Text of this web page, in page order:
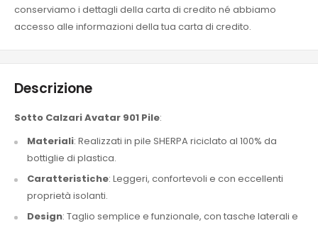
conserviamo i dettagli della carta di credito né abbiamo
accesso alle informazioni della tua carta di credito.
Descrizione
Sotto Calzari Avatar 901 Pile:
Materiali: Realizzati in pile SHERPA riciclato al 100% da
bottiglie di plastica.
Caratteristiche: Leggeri, confortevoli e con eccellenti
proprietà isolanti.
Design: Taglio semplice e funzionale, con tasche laterali e